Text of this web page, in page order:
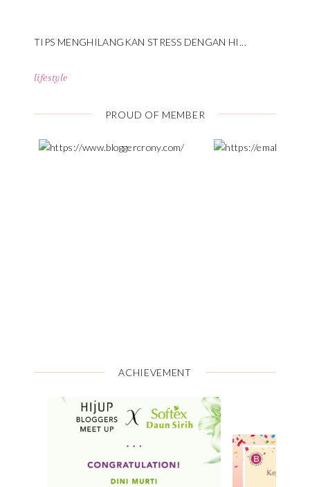
TIPS MENGHILANGKAN STRESS DENGAN HI...
lifestyle
PROUD OF MEMBER
ACHIEVEMENT